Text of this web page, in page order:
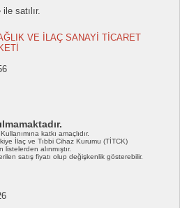
satılır.
VE İLAÇ SANAYİ TİCARET
katkı amaçlıdır.
İlaç ve Tıbbi Cihaz Kurumu (TİTCK)
alınmıştır.
satış fiyatı olup değişkenlik gösterebilir.